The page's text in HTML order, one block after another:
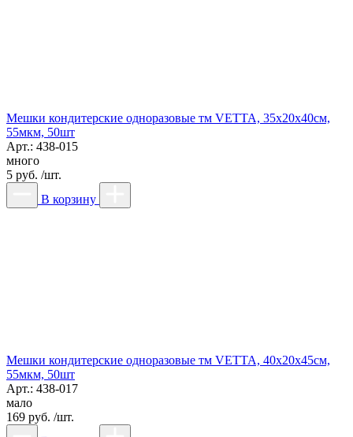
Мешки кондитерские одноразовые тм VETTA, 35x20x40см,
55мкм, 50шт
Арт.: 438-015
много
5 руб. /шт.
В корзину
Мешки кондитерские одноразовые тм VETTA, 40x20x45см,
55мкм, 50шт
Арт.: 438-017
мало
169 руб. /шт.